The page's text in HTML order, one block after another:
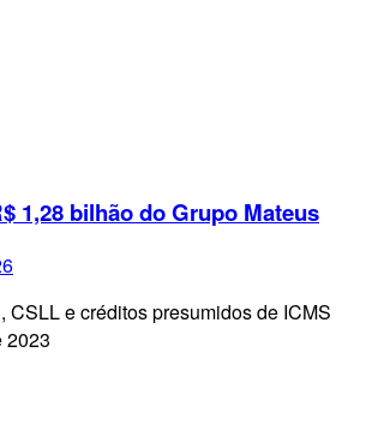
1,28 bilhão do Grupo Mateus
CSLL e créditos presumidos de ICMS
2023